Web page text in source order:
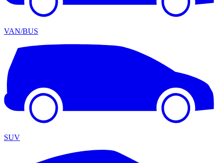
VAN/BUS
SUV